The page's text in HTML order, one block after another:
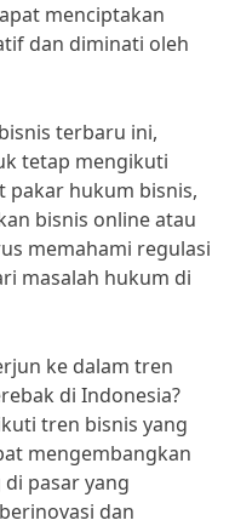
menciptakan
dan diminati oleh
terbaru ini,
tetap mengikuti
pakar hukum bisnis,
bisnis online atau
memahami regulasi
masalah hukum di
ke dalam tren
di Indonesia?
tren bisnis yang
mengembangkan
pasar yang
dan